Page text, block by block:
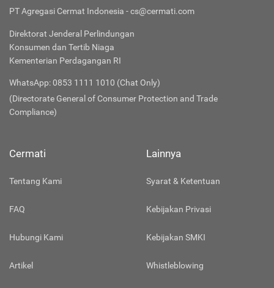
PT Agregasi Cermat Indonesia - cs@cermati.com
Direktorat Jenderal Perlindungan
Konsumen dan Tertib Niaga
Kementerian Perdagangan RI
WhatsApp: 0853 1111 1010 (Chat Only)
(Directorate General of Consumer Protection and Trade
Compliance)
Cermati
Tentang Kami
FAQ
Hubungi Kami
Artikel
Lainnya
Syarat & Ketentuan
Kebijakan Privasi
Kebijakan SMKI
Whistleblowing